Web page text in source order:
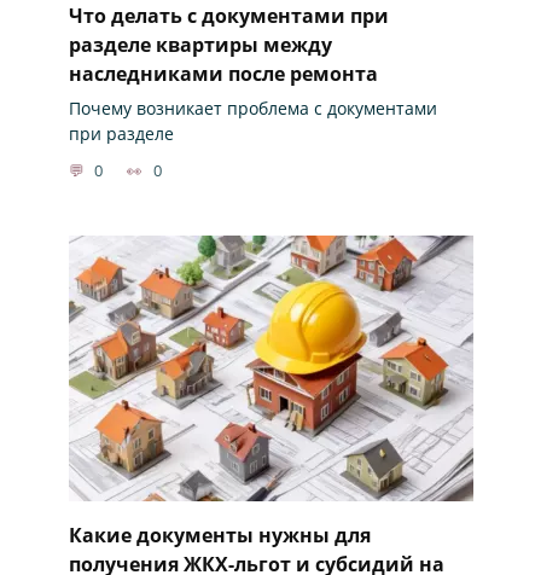
Что делать с документами при
разделе квартиры между
наследниками после ремонта
Почему возникает проблема с документами
при разделе
0 0
Какие документы нужны для
получения ЖКХ-льгот и субсидий на